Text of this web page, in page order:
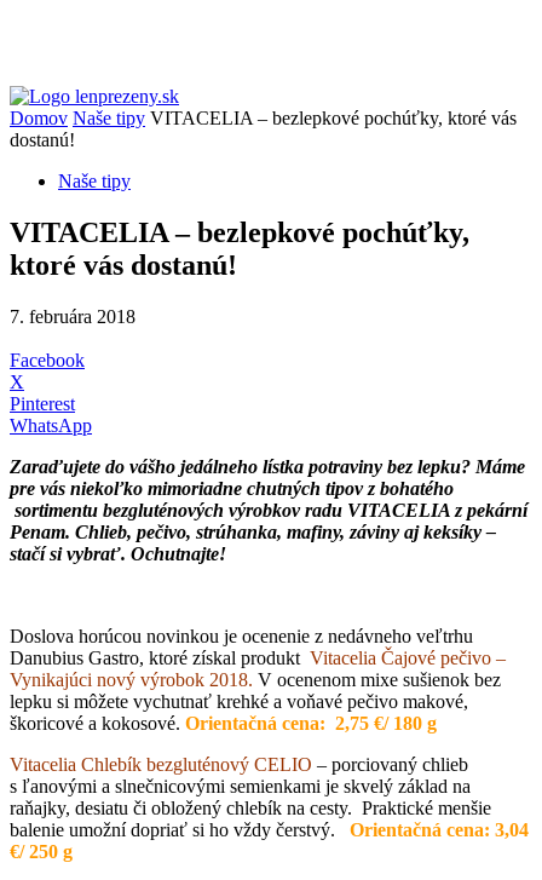
Domov Naše tipy VITACELIA – bezlepkové pochúťky, ktoré vás
dostanú!
Naše tipy
VITACELIA – bezlepkové pochúťky,
ktoré vás dostanú!
7. februára 2018
Facebook
X
Pinterest
WhatsApp
Zaraďujete do vášho jedálneho lístka potraviny bez lepku? Máme
pre vás niekoľko mimoriadne chutných tipov z bohatého
sortimentu bezgluténových výrobkov radu VITACELIA z pekární
Penam. Chlieb, pečivo, strúhanka, mafiny, záviny aj keksíky –
stačí si vybrať. Ochutnajte!
Doslova horúcou novinkou je ocenenie z nedávneho veľtrhu
Danubius Gastro, ktoré získal produkt Vitacelia Čajové pečivo –
Vynikajúci nový výrobok 2018. V ocenenom mixe sušienok bez
lepku si môžete vychutnať krehké a voňavé pečivo makové,
škoricové a kokosové. Orientačná cena: 2,75 €/ 180 g
Vitacelia Chlebík bezgluténový CELIO – porciovaný chlieb
s ľanovými a slnečnicovými semienkami je skvelý základ na
raňajky, desiatu či obložený chlebík na cesty. Praktické menšie
balenie umožní dopriať si ho vždy čerstvý.
Orientačná cena: 3,04
€/ 250 g